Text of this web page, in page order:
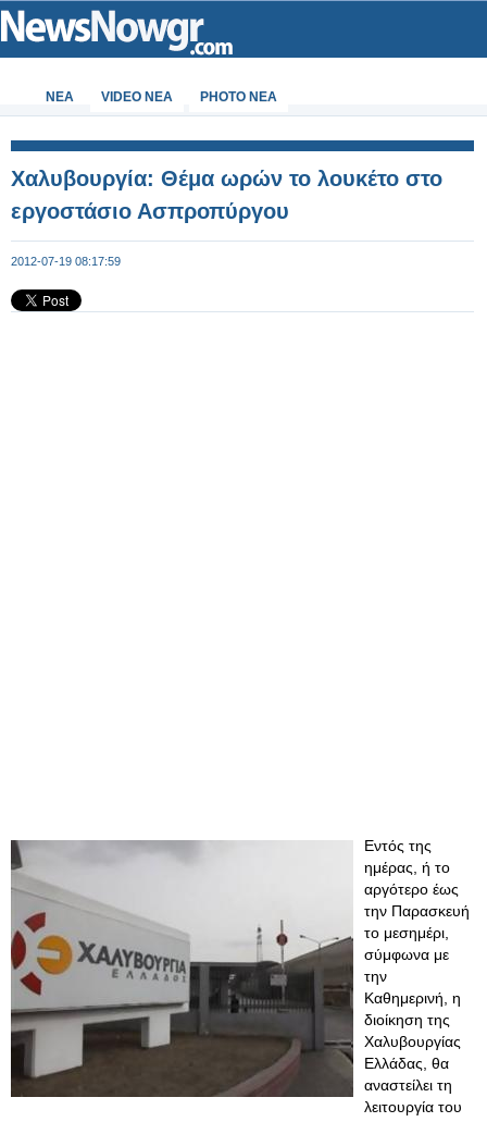
ΝΕΑ VIDEO NEA PHOTO NEA
Χαλυβουργία: Θέμα ωρών το λουκέτο στο
εργοστάσιο Ασπροπύργου
2012-07-19 08:17:59
Εντός της
ημέρας, ή το
αργότερο έως
την Παρασκευή
το μεσημέρι,
σύμφωνα με
την
Καθημερινή, η
διοίκηση της
Χαλυβουργίας
Ελλάδας, θα
αναστείλει τη
λειτουργία του